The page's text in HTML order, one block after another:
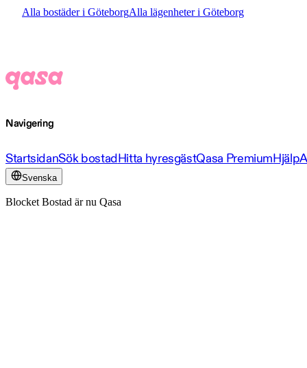
Alla bostäder i GöteborgAlla lägenheter i Göteborg
Navigering
StartsidanSök bostadHitta hyresgästQasa PremiumHjälp
Svenska
Blocket Bostad är nu Qasa